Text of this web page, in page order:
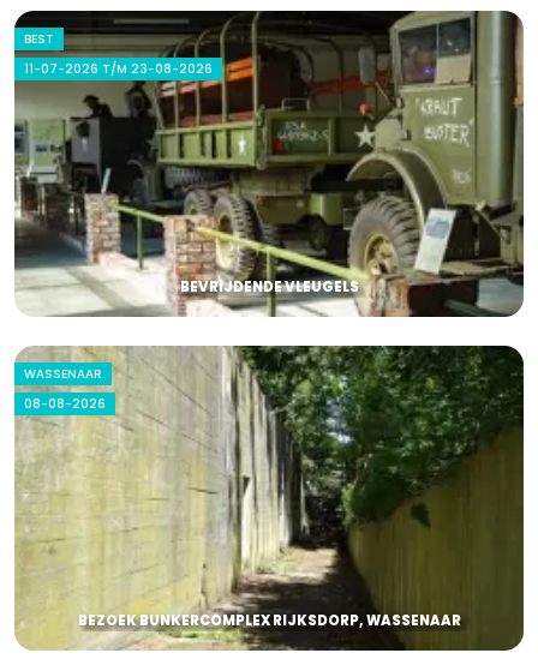
BEST
11-07-2026 T/M 23-08-2026
BEVRIJDENDE VLEUGELS
WASSENAAR
08-08-2026
BEZOEK BUNKERCOMPLEX RIJKSDORP, WASSENAAR